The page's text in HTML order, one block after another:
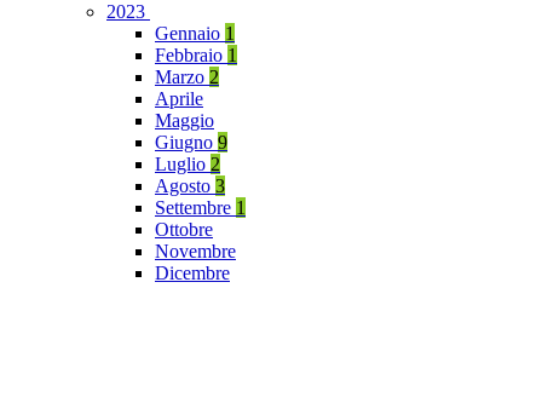
2023
Gennaio 1
Febbraio 1
Marzo 2
Aprile
Maggio
Giugno 9
Luglio 2
Agosto 3
Settembre 1
Ottobre
Novembre
Dicembre